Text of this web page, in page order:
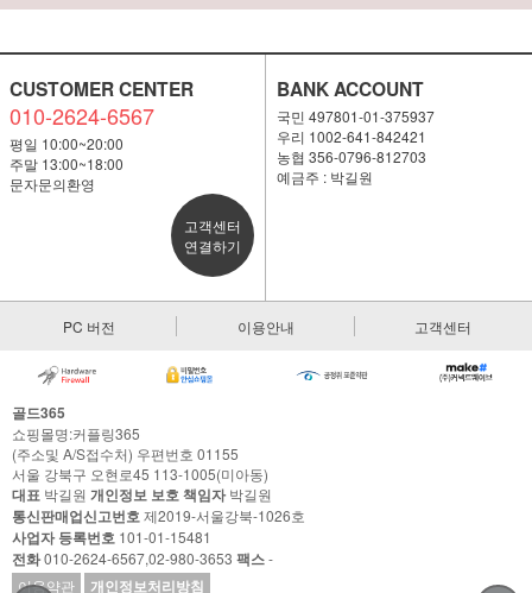
CUSTOMER CENTER
010-2624-6567
평일 10:00~20:00
주말 13:00~18:00
문자문의환영
고객센터
연결하기
BANK ACCOUNT
국민 497801-01-375937
우리 1002-641-842421
농협 356-0796-812703
예금주 : 박길원
PC 버전 이용안내 고객센터
골드365
쇼핑몰명:커플링365
(주소및 A/S접수처) 우편번호 01155
서울 강북구 오현로45 113-1005(미아동)
대표 박길원 개인정보 보호 책임자박길원
통신판매업신고번호제2019-서울강북-1026호
사업자 등록번호 101-01-15481
전화010-2624-6567,02-980-3653 팩스-
이용약관
개인정보처리방침